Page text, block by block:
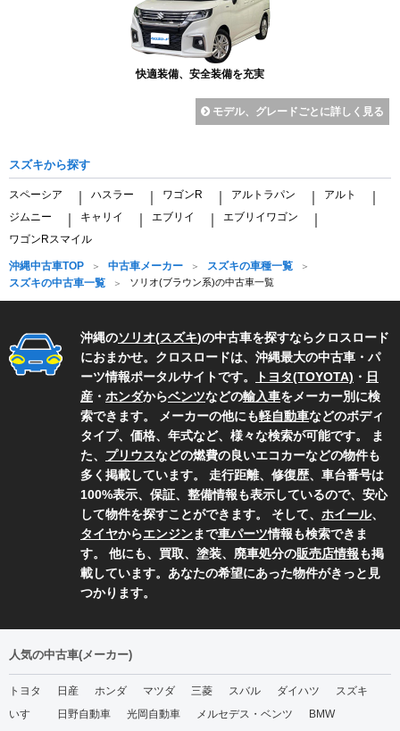
快適装備、安全装備を充実
モデル、グレードごとに詳しく見る
スズキから探す
スペーシア ハスラー ワゴンR アルトラパン アルト
ジムニー キャリイ エブリイ エブリイワゴン
ワゴンRスマイル
沖縄中古車TOP 中古車メーカー
スズキの車種一覧
スズキの中古車一覧
ソリオ(ブラウン系)の中古車一覧
沖縄のソリオ(スズキ)の中古車を探すならクロスロード
におまかせ。クロスロードは、沖縄最大の中古車・パ
ーツ情報ポータルサイトです。
トヨタ(TOYOTA) ・ 日
産 ・ ホンダからベンツなどの輸入車をメーカー別に検
索できます。 メーカーの他にも軽自動車などのボディ
タイプ、価格、年式など、様々な検索が可能です。 ま
た、 プリウスなどの燃費の良いエコカーなどの物件も
多く掲載しています。 走行距離、修復歴、車台番号は
100%表示、保証、整備情報も表示しているので、安心
して物件を探すことができます。 そして、 ホイール、
タイヤからエンジンまで車パーツ情報も検索できま
す。 他にも、買取、塗装、廃車処分の販売店情報も掲
載しています。あなたの希望にあった物件がきっと見
つかります。
人気の中古車(メーカー)
トヨタ 日産 ホンダ マツダ 三菱 スバル ダイハツ
スズキ
いすゞ
日野自動車 光岡自動車 メルセデス・ベンツ
BMW